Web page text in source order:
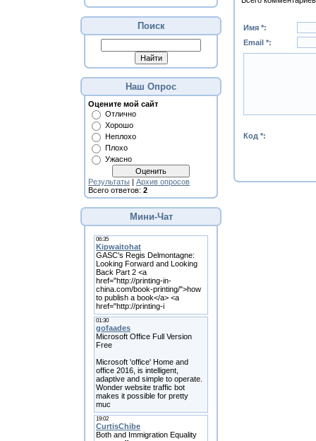
Поиск
Наш Опрос
Оцените мой сайт
Отлично
Хорошо
Неплохо
Плохо
Ужасно
Результаты | Архив опросов
Всего ответов: 2
Мини-Чат
Имя *:
Email *:
Код *: